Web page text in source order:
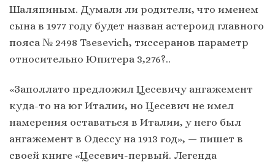
Шаляпиным. Думали ли родители, что именем
сына в 1977 году будет назван астероид главного
пояса № 2498 Tsesevich, тиссеранов параметр
относительно Юпитера 3,276?..
«Заполлато предложил Цесевичу ангажемент
куда-то на юг Италии, но Цесевич не имел
намерения оставаться в Италии, у него был
ангажемент в Одессу на 1913 год», — пишет в
своей книге «Цесевич-первый. Легенда